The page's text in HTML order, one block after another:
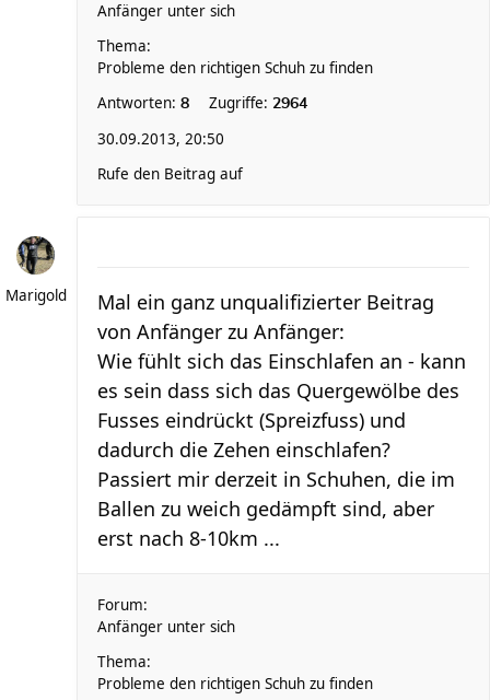
Anfänger unter sich
Thema:
Probleme den richtigen Schuh zu finden
Antworten: 8 Zugriffe: 2964
30.09.2013, 20:50
Rufe den Beitrag auf
Marigold
Mal ein ganz unqualifizierter Beitrag
von Anfänger zu Anfänger:
Wie fühlt sich das Einschlafen an - kann
es sein dass sich das Quergewölbe des
Fusses eindrückt (Spreizfuss) und
dadurch die Zehen einschlafen?
Passiert mir derzeit in Schuhen, die im
Ballen zu weich gedämpft sind, aber
erst nach 8-10km ...
Forum:
Anfänger unter sich
Thema:
Probleme den richtigen Schuh zu finden